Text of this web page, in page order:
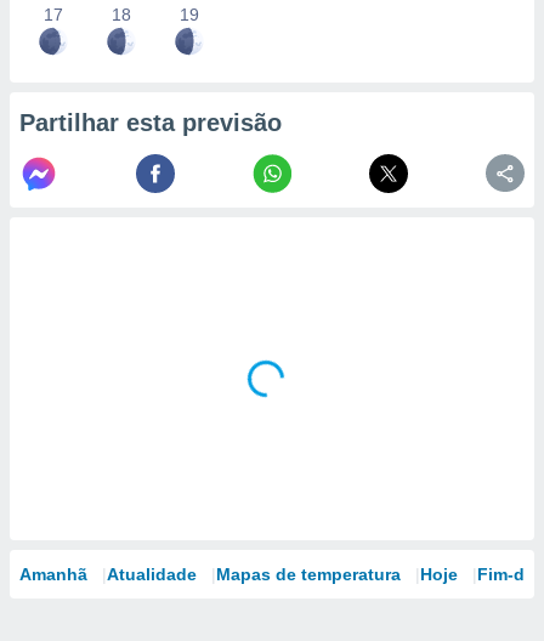
17 18 19
Partilhar esta previsão
Amanhã Atualidade Mapas de temperatura Hoje Fim-de-